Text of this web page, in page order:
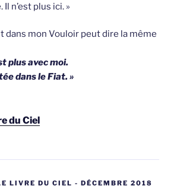
n’est plus ici. »
dans mon Vouloir peut dire la même
plus avec moi.
dans le Fiat. »
du Ciel
LIVRE DU CIEL - DÉCEMBRE 2018